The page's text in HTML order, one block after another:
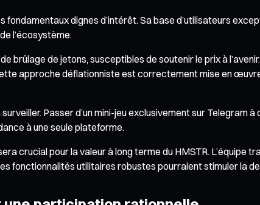
fondamentaux dignes d’intérêt. Sa base d’utilisateurs
l’écosystème.
de jetons, susceptibles de soutenir le prix à
approche déflationniste est correctement mise en
Passer d’un mini-jeu exclusivement sur
à une seule plateforme.
crucial pour la valeur à long terme du HMSTR. L’équipe
fonctionnalités utilitaires robustes pourraient stimuler la